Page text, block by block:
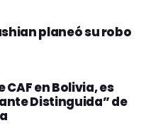
planeó su robo
en Bolivia, es
Distinguida” de